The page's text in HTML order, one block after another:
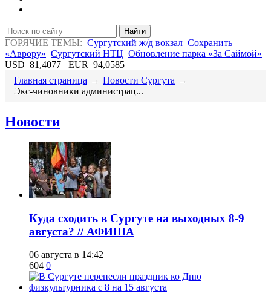
Найти
ГОРЯЧИЕ ТЕМЫ: Сургутский ж/д вокзал Сохранить
«Аврору» Сургутский НТЦ Обновление парка «За Саймой»
USD 81,4077 EUR 94,0585
Главная страница → Новости Сургута →
​Экс-чиновники администрац...
Новости
​Куда сходить в Сургуте на выходных 8-9
августа? // АФИША
06 августа в 14:42
604 0